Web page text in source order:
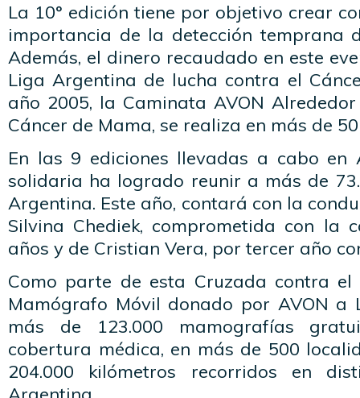
La 10° edición tiene por objetivo crear
importancia de la detección temprana
Además, el dinero recaudado en este
Liga Argentina de lucha contra el
año 2005, la Caminata AVON
Cáncer de Mama, se realiza en más de
En las 9 ediciones llevadas a cabo en
solidaria ha logrado reunir a más de
Argentina. Este año, contará con la
Silvina Chediek, comprometida con la
años y de Cristian Vera, por tercer año
Como parte de esta Cruzada contra el
Mamógrafo Móvil donado por AVON a
más de 123.000 mamografías
cobertura médica, en más de 500
204.000 kilómetros recorridos en